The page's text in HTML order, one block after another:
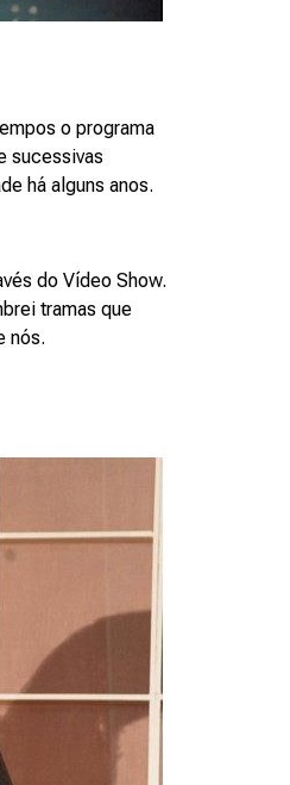
o programa
sucessivas
há alguns anos.
do Vídeo Show.
tramas que
nós.